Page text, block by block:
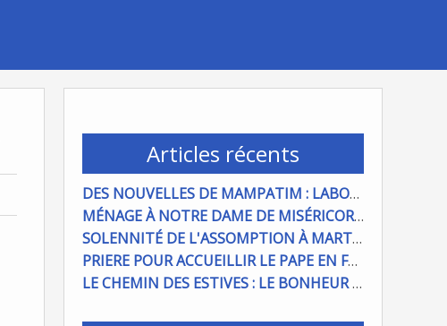
Articles récents
DES NOUVELLES DE MAMPATIM : LABOUR DU CHAMP PAROISSIAL
MÉNAGE À NOTRE DAME DE MISÉRICORDE : ON COMPTE SUR VOUS !
SOLENNITÉ DE L'ASSOMPTION À MARTIGUES ET PORT DE BOUC
PRIERE POUR ACCUEILLIR LE PAPE EN FRANCE
LE CHEMIN DES ESTIVES : LE BONHEUR À PORTÉE DE MAIN